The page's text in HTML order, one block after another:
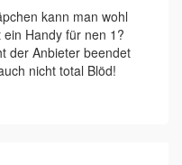
kann man wohl
Handy für nen 1?
der Anbieter beendet
nicht total Blöd!